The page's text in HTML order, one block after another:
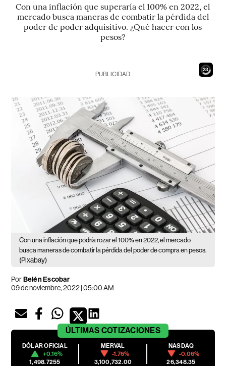
Con una inflación que superaría el 100% en 2022, el
mercado busca maneras de combatir la pérdida del
poder de poder adquisitivo. ¿Qué hacer con los
pesos?
21
PUBLICIDAD
Con una inflación que podría rozar el 100% en 2022, el mercado
busca maneras de combatir la pérdida del poder de compra en pesos.
(Pixabay)
PorBelén Escobar
09 de noviembre, 2022 | 05:00 AM
ÚLTIMAS COTIZACIONES
DÓLAR OFICIAL
+0.16%
1,498.7255
MERVAL
-1.76%
3,100,732.00
NASDAQ
-0.06%
26,348.35